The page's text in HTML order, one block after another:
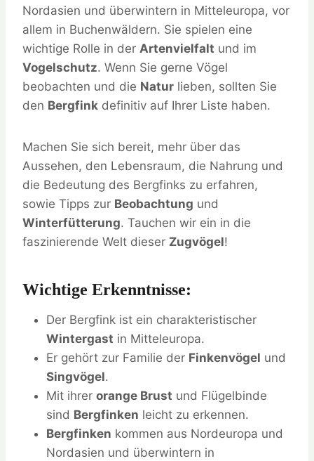
Nordasien und überwintern in Mitteleuropa, vor
allem in Buchenwäldern. Sie spielen eine
wichtige Rolle in der Artenvielfalt und im
Vogelschutz. Wenn Sie gerne Vögel
beobachten und die Natur lieben, sollten Sie
den Bergfink definitiv auf Ihrer Liste haben.
Machen Sie sich bereit, mehr über das
Aussehen, den Lebensraum, die Nahrung und
die Bedeutung des Bergfinks zu erfahren,
sowie Tipps zur Beobachtung und
Winterfütterung. Tauchen wir ein in die
faszinierende Welt dieser Zugvögel!
Wichtige Erkenntnisse:
Der Bergfink ist ein charakteristischer
Wintergast in Mitteleuropa.
Er gehört zur Familie der Finkenvögel und
Singvögel.
Mit ihrer orange Brust und Flügelbinde
sind Bergfinken leicht zu erkennen.
Bergfinken kommen aus Nordeuropa und
Nordasien und überwintern in